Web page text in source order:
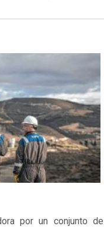
por un conjunto